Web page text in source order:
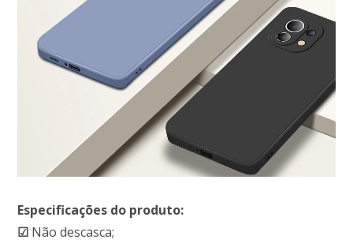
Especificações do produto:
☑ Não descasca;